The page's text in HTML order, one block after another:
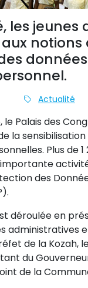
les jeunes
notions
Actualité
le Palais des
la
Plus de
des
déroulée en
administratives
de la Kozah,
du
de la